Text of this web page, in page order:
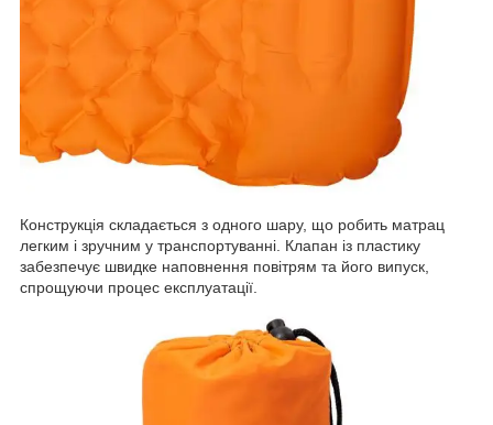
Конструкція складається з одного шару, що робить матрац
легким і зручним у транспортуванні. Клапан із пластику
забезпечує швидке наповнення повітрям та його випуск,
спрощуючи процес експлуатації.